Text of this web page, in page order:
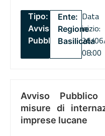
Tipo:
Avviso
Pubblico
Ente:
Regione
Basilicata
Data
inizio:
26/
08:00
Avviso
misure di
imprese lucane